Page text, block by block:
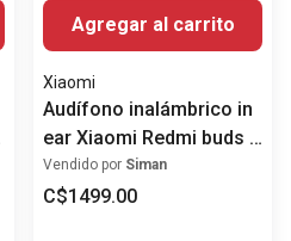
Agregar al carrito
Xiaomi
Audífono inalámbrico in
ear Xiaomi Redmi buds 8
lite con ANC
Vendido por Siman
C$1499.00